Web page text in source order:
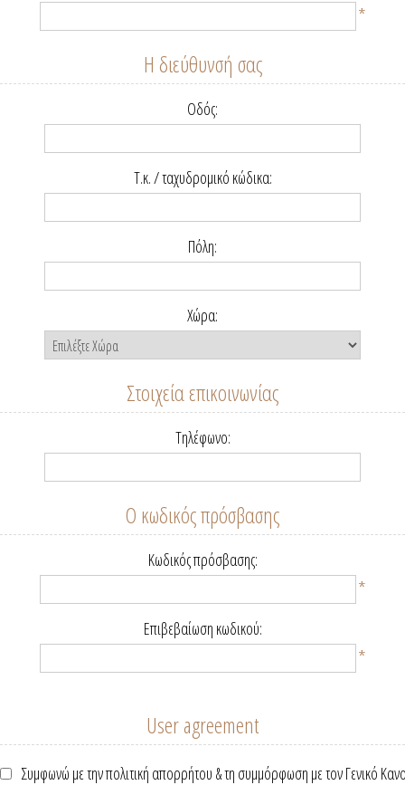
*
Η διεύθυνσή σας
Οδός:
Τ.κ. / ταχυδρομικό κώδικα:
Πόλη:
Χώρα:
Στοιχεία επικοινωνίας
Τηλέφωνο:
Ο κωδικός πρόσβασης
Κωδικός πρόσβασης:
*
Επιβεβαίωση κωδικού:
*
User agreement
Συμφωνώ με την πολιτική απορρήτου & τη συμμόρφωση με τον Γενικό